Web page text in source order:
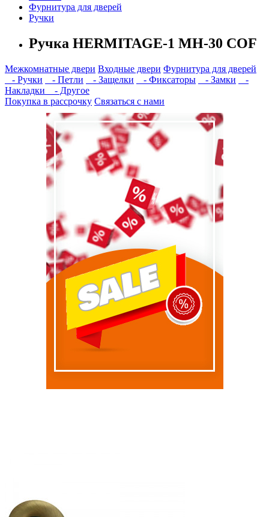
Фурнитура для дверей
Ручки
Ручка HERMITAGE-1 MH-30 COF
Межкомнатные двери Входные двери Фурнитура для дверей
- Ручки
- Петли - Защелки - Фиксаторы - Замки
-
Накладки
- Другое
Покупка в рассрочку Связаться с нами